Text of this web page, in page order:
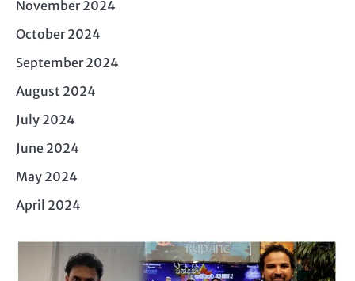
November 2024
October 2024
September 2024
August 2024
July 2024
June 2024
May 2024
April 2024